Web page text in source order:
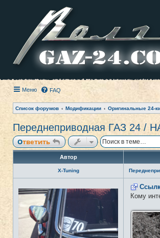
Меню FAQ
Список форумов Модификации Оригинальные 24-
Переднеприводная ГАЗ 24 /
Ответить
Автор
X-Tuning
Н
е
с
т
Кому